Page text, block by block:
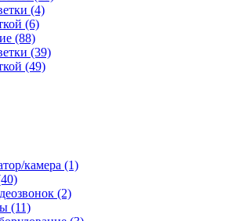
(4)
(6)
(88)
(39)
(49)
камера (1)
(2)
(11)